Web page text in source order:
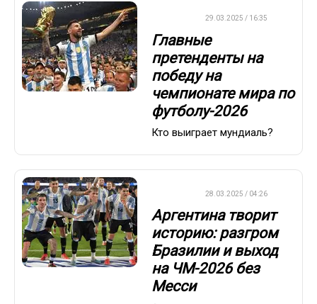
29.03.2025 / 16:35
Главные
претенденты на
победу на
чемпионате мира по
футболу-2026
Кто выиграет мундиаль?
28.03.2025 / 04:26
Аргентина творит
историю: разгром
Бразилии и выход
на ЧМ-2026 без
Месси